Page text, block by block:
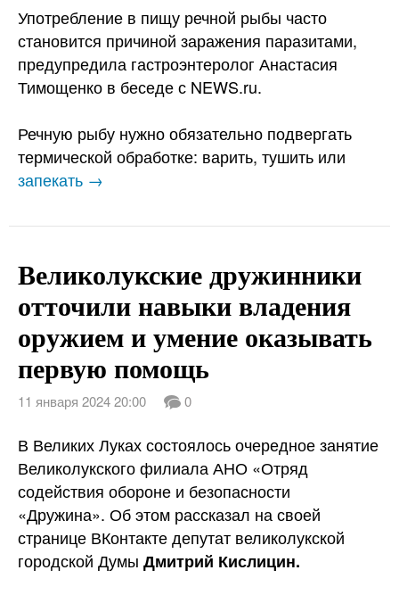
Употребление в пищу речной рыбы часто
становится причиной заражения паразитами,
предупредила гастроэнтеролог Анастасия
Тимощенко в беседе с NEWS.ru.
Речную рыбу нужно обязательно подвергать
термической обработке: варить, тушить или
запекать →
Великолукские дружинники
отточили навыки владения
оружием и умение оказывать
первую помощь
11 января 2024 20:00 0
В Великих Луках состоялось очередное занятие
Великолукского филиала АНО «Отряд
содействия обороне и безопасности
«Дружина». Об этом рассказал на своей
странице ВКонтакте депутат великолукской
городской Думы Дмитрий Кислицин.